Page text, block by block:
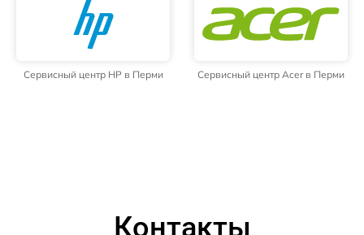
Сервисный центр HP в Перми Сервисный центр Acer в Перми
Контакты